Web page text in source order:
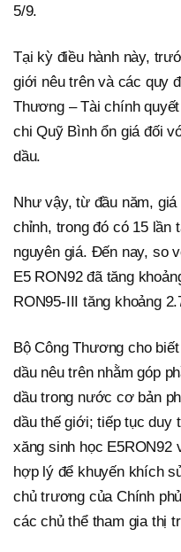
5/9.
Tại kỳ điều hành này,
giới nêu trên và các quy
Thương – Tài chính
chi Quỹ Bình ổn giá đối
dầu.
Như vậy, từ đầu năm,
chỉnh, trong đó có 15 lần
nguyên giá. Đến nay, so
E5 RON92 đã tăng
RON95-III tăng khoảng
Bộ Công Thương cho
dầu nêu trên nhằm góp
dầu trong nước cơ bản
dầu thế giới; tiếp tục duy
xăng sinh học E5RON92
hợp lý để khuyến khích
chủ trương của Chính
các chủ thể tham gia thị